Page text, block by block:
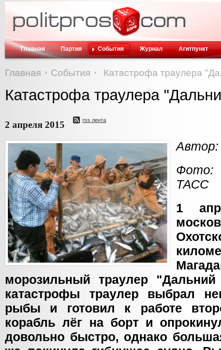
Главная Партия События Журнал Агитпункт
Главная События Катастрофа траулера
Катастрофа траулера
2 апреля 2015 rss лента
Автор:
Фото:
ТАСС
1
морозильный траулер
катастрофы траулер выбрал
рыбы и готовил к работе
корабль лёг на борт и
довольно быстро, однако